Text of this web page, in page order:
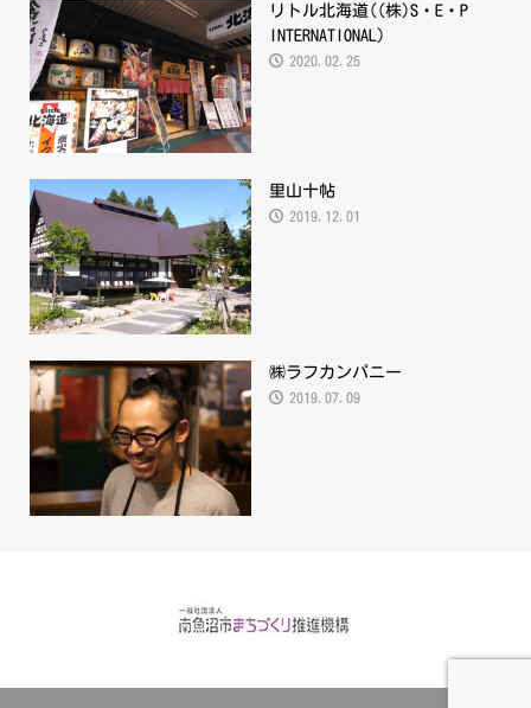
リトル北海道((株)S・E・P
INTERNATIONAL)
2020.02.25
里山十帖
2019.12.01
㈱ラフカンパニー
2019.07.09